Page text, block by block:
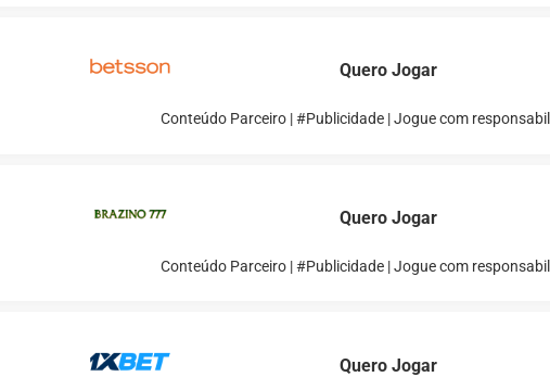
Quero Jogar
Conteúdo Parceiro | #Publicidade | Jogue com
Quero Jogar
Conteúdo Parceiro | #Publicidade | Jogue com
Quero Jogar